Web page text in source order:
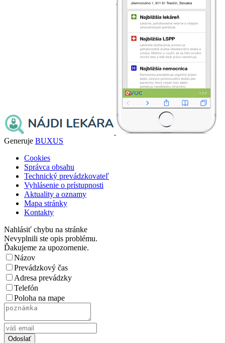
Generuje BUXUS
Cookies
Správca obsahu
Technický prevádzkovateľ
Vyhlásenie o prístupnosti
Aktuality a oznamy
Mapa stránky
Kontakty
Nahlásiť chybu na stránke
Nevyplnili ste opis problému.
Ďakujeme za upozornenie.
Názov
Prevádzkový čas
Adresa prevádzky
Telefón
Poloha na mape